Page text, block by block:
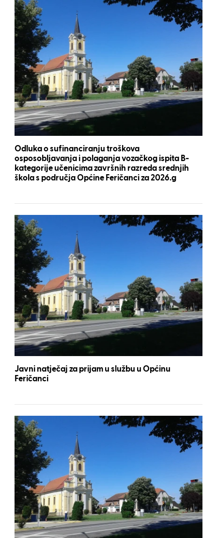
Odluka o sufinanciranju troškova
osposobljavanja i polaganja vozačkog ispita B-
kategorije učenicima završnih razreda srednjih
škola s područja Općine Feričanci za 2026.g
Javni natječaj za prijam u službu u Općinu
Feričanci